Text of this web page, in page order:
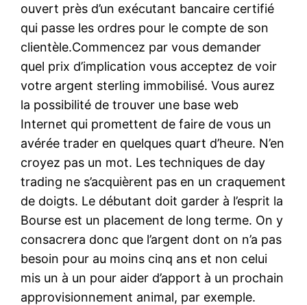
ouvert près d’un exécutant bancaire certifié
qui passe les ordres pour le compte de son
clientèle.Commencez par vous demander
quel prix d’implication vous acceptez de voir
votre argent sterling immobilisé. Vous aurez
la possibilité de trouver une base web
Internet qui promettent de faire de vous un
avérée trader en quelques quart d’heure. N’en
croyez pas un mot. Les techniques de day
trading ne s’acquièrent pas en un craquement
de doigts. Le débutant doit garder à l’esprit la
Bourse est un placement de long terme. On y
consacrera donc que l’argent dont on n’a pas
besoin pour au moins cinq ans et non celui
mis un à un pour aider d’apport à un prochain
approvisionnement animal, par exemple.